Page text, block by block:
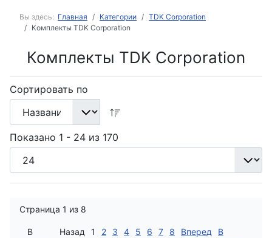
Вы здесь: Главная Категории
TDK Corporation
Комплекты TDK Corporation
Комплекты TDK Corporation
Сортировать по
Показано 1 - 24 из 170
Страница 1 из 8
В
Назад 1 2 3 4 5 6 7 8 Вперед
В